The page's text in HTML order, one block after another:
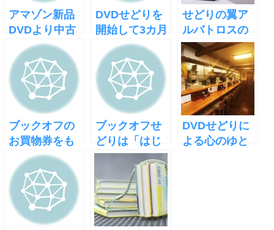
アマゾン新品
DVDより中古
DVDが高く売
れた
DVDせどりを
開始して3カ月
で売上30万円
突破
せどりの翼ア
ルバトロスの
上位版は不要
な3つの理由
ブックオフの
お買物券をも
らおう！
ブックオフせ
どりは「はじ
めの一歩」
DVDせどりに
よる心のゆと